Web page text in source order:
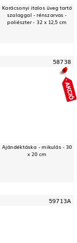
Karácsonyi italos üveg tartó
szalaggal - rénszarvas -
poliészter - 32 x 12,5 cm
58738
Ajándéktáska - mikulás - 30
x 20 cm
59713A